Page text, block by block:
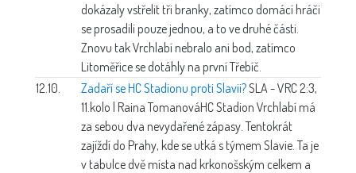
dokázaly vstřelit tři branky, zatímco domácí hráči
se prosadili pouze jednou, a to ve druhé části.
Znovu tak Vrchlabí nebralo ani bod, zatímco
Litoměřice se dotáhly na první Třebíč.
12.10.
Zadaří se HC Stadionu proti Slavii?SLA - VRC 2:3,
11.kolo | Raina TomanováHC Stadion Vrchlabí má
za sebou dva nevydařené zápasy. Tentokrát
zajíždí do Prahy, kde se utká s týmem Slavie. Ta je
v tabulce dvě místa nad krkonošským celkem a